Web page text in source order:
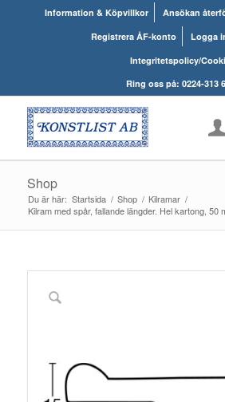
Information & Köpvillkor
Ansökan
Registrera ÅF-konto
Logga
Integritetspolicy/
Ring oss på: 0224-313
Shop
Du är här: Startsida / Shop / Kilramar /
Kilram med spår, fallande längder. Hel kartong, 50